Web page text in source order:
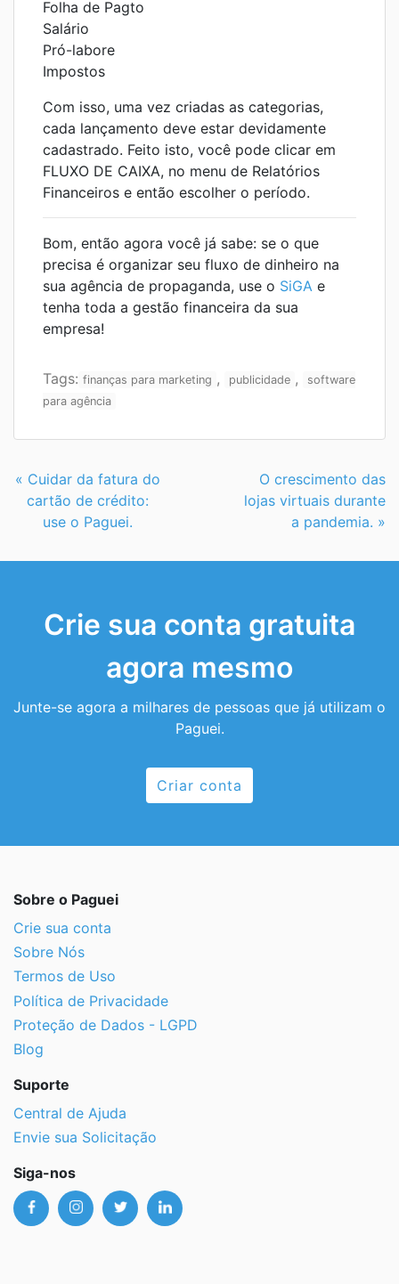
Folha de Pagto
Salário
Pró-labore
Impostos
Com isso, uma vez criadas as categorias,
cada lançamento deve estar devidamente
cadastrado. Feito isto, você pode clicar em
FLUXO DE CAIXA, no menu de Relatórios
Financeiros e então escolher o período.
Bom, então agora você já sabe: se o que
precisa é organizar seu fluxo de dinheiro na
sua agência de propaganda, use o SiGA e
tenha toda a gestão financeira da sua
empresa!
Tags: finanças para marketing , publicidade ,
software
para agência
Continue
Lendo
« Cuidar da fatura do
cartão de crédito:
use o Paguei.
O crescimento das
lojas virtuais durante
a pandemia. »
Crie sua conta gratuita
agora mesmo
Junte-se agora a milhares de pessoas que já utilizam o
Paguei.
Criar conta
Sobre o Paguei
Crie sua conta
Sobre Nós
Termos de Uso
Política de Privacidade
Proteção de Dados - LGPD
Blog
Suporte
Central de Ajuda
Envie sua Solicitação
Siga-nos